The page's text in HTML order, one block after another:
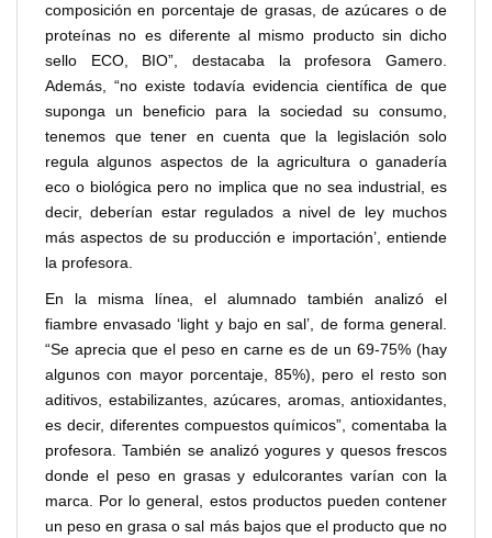
composición en porcentaje de grasas, de azúcares o de
proteínas no es diferente al mismo producto sin dicho
sello ECO, BIO”, destacaba la profesora Gamero.
Además, “no existe todavía evidencia científica de que
suponga un beneficio para la sociedad su consumo,
tenemos que tener en cuenta que la legislación solo
regula algunos aspectos de la agricultura o ganadería
eco o biológica pero no implica que no sea industrial, es
decir, deberían estar regulados a nivel de ley muchos
más aspectos de su producción e importación’, entiende
la profesora.
En la misma línea, el alumnado también analizó el
fiambre envasado ‘light y bajo en sal’, de forma general.
“Se aprecia que el peso en carne es de un 69-75% (hay
algunos con mayor porcentaje, 85%), pero el resto son
aditivos, estabilizantes, azúcares, aromas, antioxidantes,
es decir, diferentes compuestos químicos”, comentaba la
profesora. También se analizó yogures y quesos frescos
donde el peso en grasas y edulcorantes varían con la
marca. Por lo general, estos productos pueden contener
un peso en grasa o sal más bajos que el producto que no